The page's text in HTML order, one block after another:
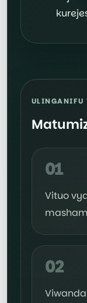
ULINGANIFU
01
Vituo
02